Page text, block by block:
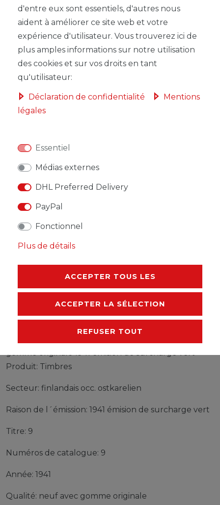
DANS LE PANIER
DESCRIPTION
AUTRES DÉTAILS
RESPONSABLE DE L'UE
Produit: Timbres
Secteur: finlandais occ. ostkarelien
Raison de l´émission: 1941 émision de surcharge vert
Titre: 9
Numéros de catalogue: 9
Année: 1941
Qualité: neuf avec gomme originale
d'entre eux sont essentiels, d'autres nous
aident à améliorer ce site web et votre
expérience d'utilisateur. Vous trouverez ici de
plus amples informations sur notre utilisation
des cookies et sur vos droits en tant
qu'utilisateur:
Déclaration de confidentialité
Mentions
légales
Essentiel
Médias externes
DHL Preferred Delivery
PayPal
Fonctionnel
Plus de détails
ACCEPTER TOUS LES
ACCEPTER LA SÉLECTION
REFUSER TOUT